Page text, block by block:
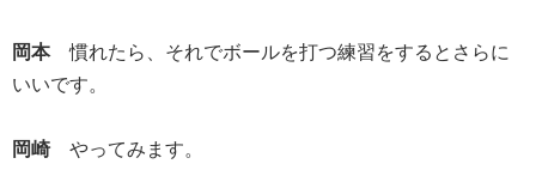
岡本慣れたら、それでボールを打つ練習をするとさらに
いいです。
岡崎やってみます。